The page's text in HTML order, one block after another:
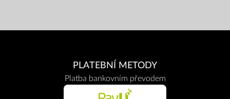
PLATEBNÍ METODY
Platba bankovním převodem